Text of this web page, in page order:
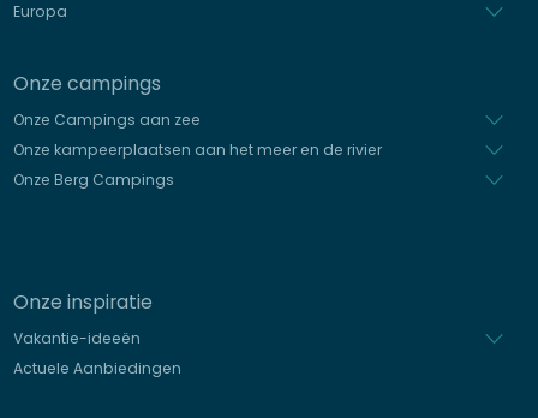
Europa
Onze campings
Onze Campings aan zee
Onze kampeerplaatsen aan het meer en de rivier
Onze Berg Campings
Onze inspiratie
Vakantie-ideeën
Actuele Aanbiedingen